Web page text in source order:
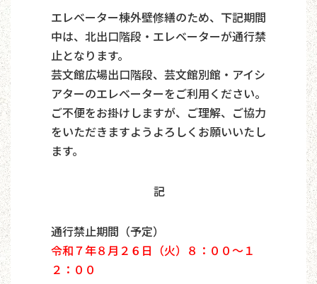
エレベーター棟外壁修繕のため、下記期間
中は、北出口階段・エレベーターが通行禁
止となります。
芸文館広場出口階段、芸文館別館・アイシ
アターのエレベーターをご利用ください。
ご不便をお掛けしますが、ご理解、ご協力
をいただきますようよろしくお願いいたし
ます。
記
通行禁止期間（予定）
令和７年８月２６日（火）８：００～１
２：００